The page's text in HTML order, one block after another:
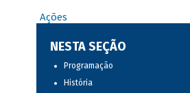
Ações
NESTA SEÇÃO
Programação
História